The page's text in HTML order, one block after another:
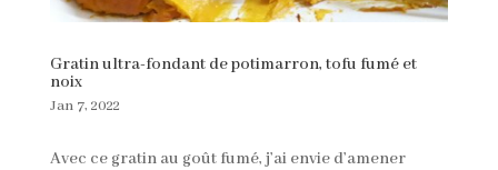
Gratin ultra-fondant de potimarron, tofu fumé et
noix
Jan 7, 2022
Avec ce gratin au goût fumé, j’ai envie d’amener